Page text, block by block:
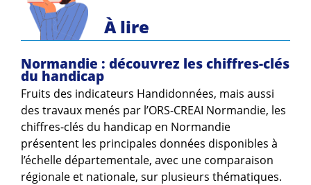
À lire
Normandie : découvrez les chiffres-clés
du handicap
Fruits des indicateurs Handidonnées, mais aussi
des travaux menés par l’ORS-CREAI Normandie, les
chiffres-clés du handicap en Normandie
présentent les principales données disponibles à
l’échelle départementale, avec une comparaison
régionale et nationale, sur plusieurs thématiques.